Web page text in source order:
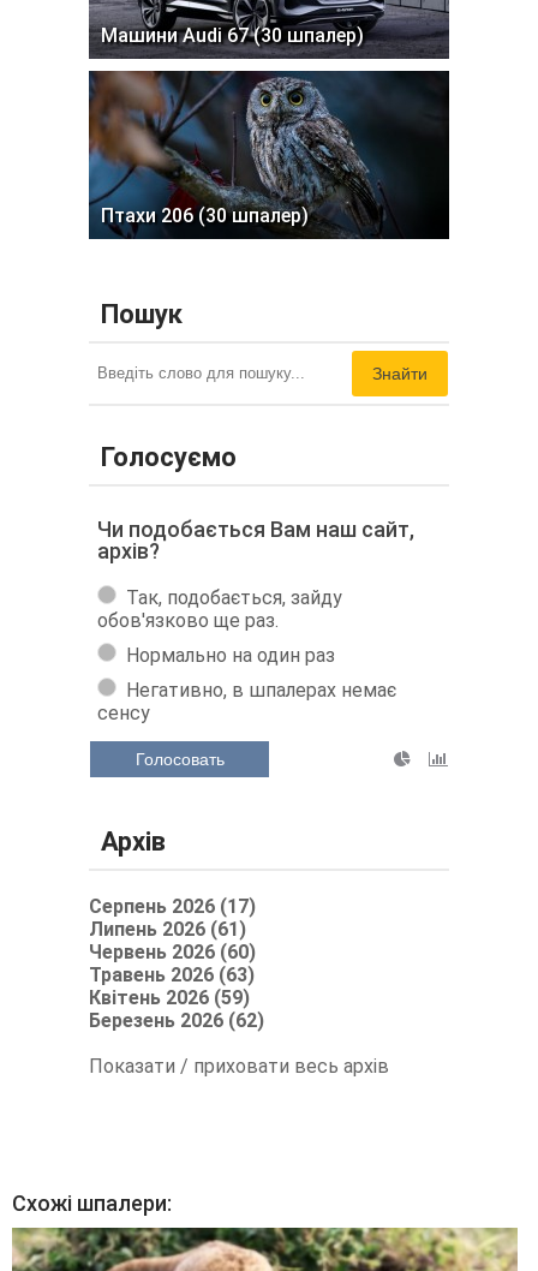
Машини Audi 67 (30 шпалер)
Птахи 206 (30 шпалер)
Пошук
Знайти
Голосуємо
Чи подобається Вам наш сайт,
архів?
Так, подобається, зайду
обов'язково ще раз.
Нормально на один раз
Негативно, в шпалерах немає
сенсу
Голосовать
Архів
Серпень 2026 (17)
Липень 2026 (61)
Червень 2026 (60)
Травень 2026 (63)
Квітень 2026 (59)
Березень 2026 (62)
Показати / приховати весь архів
Схожі шпалери: